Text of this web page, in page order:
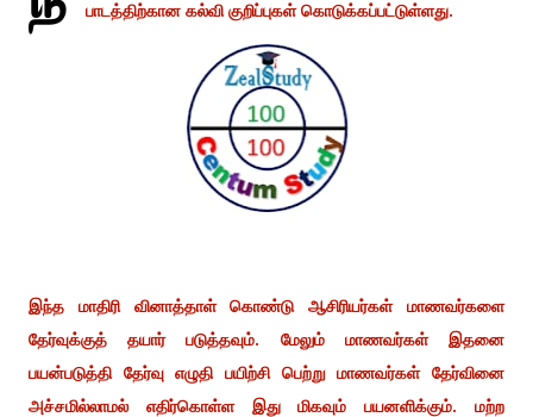
பாடத்திற்கான கல்வி குறிப்புகள் கொடுக்கப்பட்டுள்ளது.
இந்த மாதிரி வினாத்தாள் கொண்டு ஆசிரியர்கள் மாணவர்களை
தேர்வுக்குத் தயார் படுத்தவும். மேலும் மாணவர்கள் இதனை
பயன்படுத்தி தேர்வு எழுதி பயிற்சி பெற்று மாணவர்கள் தேர்வினை
அச்சமில்லாமல் எதிர்கொள்ள இது மிகவும் பயனளிக்கும். மற்ற